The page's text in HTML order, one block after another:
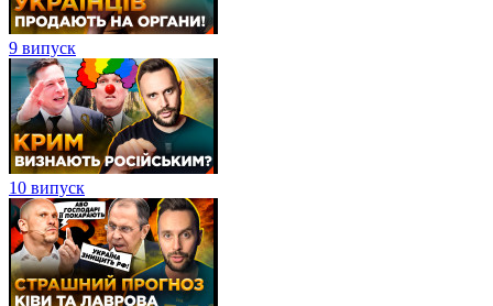
9 випуск
10 випуск